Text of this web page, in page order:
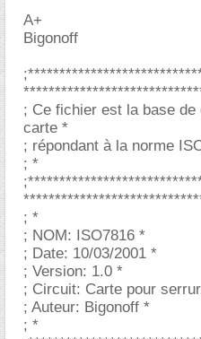
A+
Bigonoff
; Ce fichier est la base
carte *
; répondant à la norme
; *
; *
; NOM: ISO7816 *
; Date: 10/03/2001 *
; Version: 1.0 *
; Circuit: Carte pour
; Auteur: Bigonoff *
; *